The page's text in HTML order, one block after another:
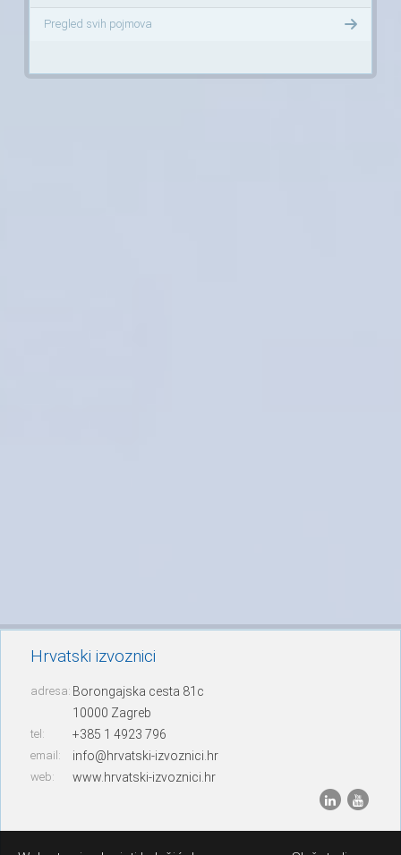
Pregled svih pojmova
Hrvatski izvoznici
adresa: Borongajska cesta 81c
10000 Zagreb
tel: +385 1 4923 796
email: info@hrvatski-izvoznici.hr
web: www.hrvatski-izvoznici.hr